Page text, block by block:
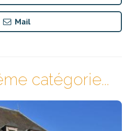
Mail
catégorie...